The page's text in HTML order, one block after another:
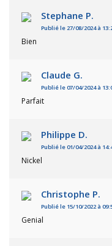
Stephane P.
Publié le 27/08/2024 à
Bien
Claude G.
Publié le 07/04/2024 à
Parfait
Philippe D.
Publié le 01/04/2024 à
Nickel
Christophe P.
Publié le 15/10/2022 à
Genial